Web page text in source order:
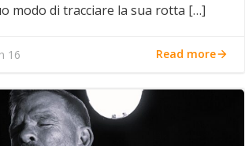
modo di tracciare la sua rotta […]
16 Read more